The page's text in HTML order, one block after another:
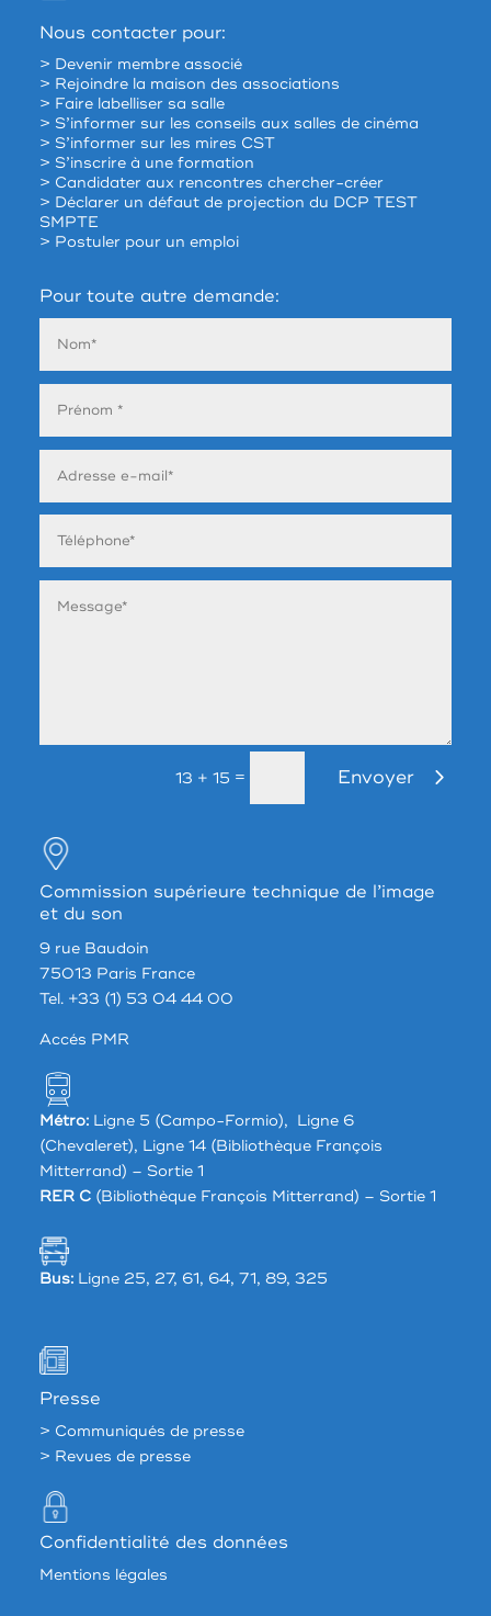
Nous contacter pour:
> Devenir membre associé
> Rejoindre la maison des associations
> Faire labelliser sa salle
> S’informer sur les conseils aux salles de cinéma
> S’informer sur les mires CST
> S’inscrire à une formation
> Candidater aux rencontres chercher-créer
> Déclarer un défaut de projection du DCP TEST
SMPTE
> Postuler pour un emploi
Pour toute autre demande:
13 + 15 = Envoyer
Commission supérieure technique de l’image
et du son
9 rue Baudoin
75013 Paris France
Tel. +33 (1) 53 04 44 00
Accés PMR
Métro:Ligne 5 (Campo-Formio), Ligne 6
(Chevaleret), Ligne 14 (Bibliothèque François
Mitterrand) – Sortie 1
RER C(Bibliothèque François Mitterrand) – Sortie 1
Bus:Ligne 25, 27, 61, 64, 71, 89, 325
Presse
> Communiqués de presse
> Revues de presse
Confidentialité des données
Mentions légales